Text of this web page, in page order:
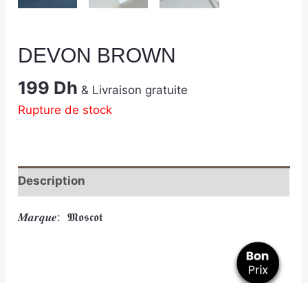
DEVON BROWN
199 Dh & Livraison gratuite
Rupture de stock
Description
𝑴𝒂𝒓𝒒𝒖𝒆: 𝕸𝖔𝖘𝖈𝖔𝖙